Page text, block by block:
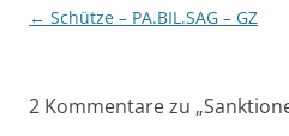
Beitragsnavigation
← Schütze – PA.BIL.SAG – GZ
2 Kommentare zu „